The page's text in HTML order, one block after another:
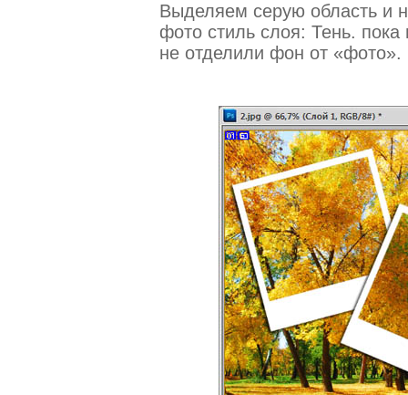
Выделяем серую область и
фото стиль слоя: Тень.
не отделили фон от «фото».